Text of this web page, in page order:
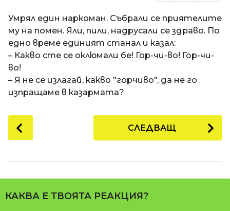
Умрял един наркоман. Събрали се приятелите
му на помен. Яли, пили, надрусали се здраво. По
едно време единият станал и казал:
– Какво сте се оклюмали бе! Гор-чи-во! Гор-чи-
во!
– Я не се излагай, какво "горчиво", да не го
изпращаме в казармата?
o
P
a
g
СЛЕДВАЩ
КАКВА Е ТВОЯТА РЕАКЦИЯ?